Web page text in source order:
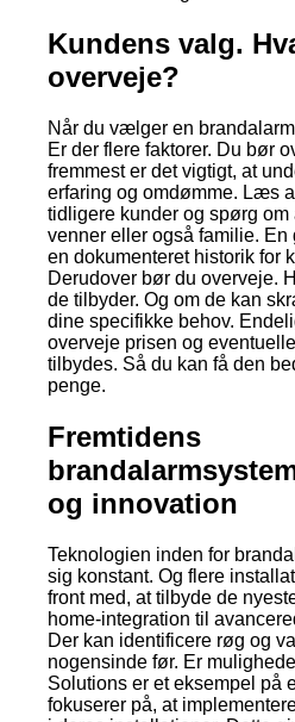
Kundens valg.
overveje?
Når du vælger en
Er der flere faktorer. Du bør
fremmest er det vigtigt, at
erfaring og omdømme. Læs
tidligere kunder og spørg om
venner eller også familie.
en dokumenteret historik for
Derudover bør du overveje.
de tilbyder. Og om de kan
dine specifikke behov.
overveje prisen og
tilbydes. Så du kan få den
penge.
Fremtidens
og innovation
Teknologien inden for
sig konstant. Og flere
front med, at tilbyde de
home-integration til
Der kan identificere røg og
nogensinde før. Er
Solutions er et eksempel på
fokuserer på, at